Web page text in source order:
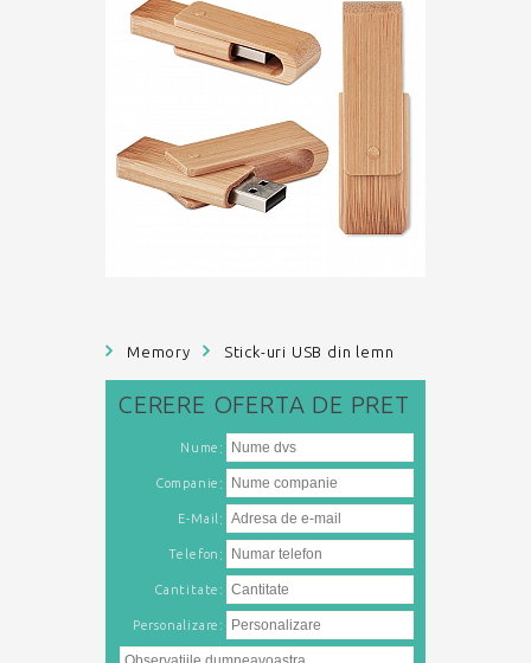
Memory Stick-uri USB din lemn
CERERE OFERTA DE PRET
Nume :
Companie :
E-Mail :
Telefon :
Cantitate:
Personalizare: